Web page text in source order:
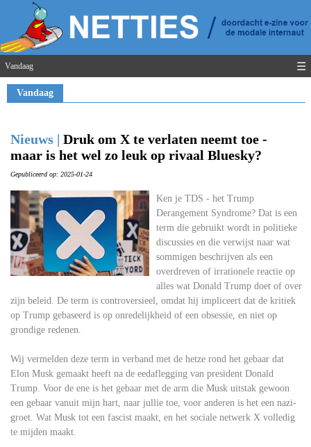
Vandaag ☰
Vandaag
Nieuws | Druk om X te verlaten neemt toe -
maar is het wel zo leuk op rivaal Bluesky?
Gepubliceerd op: 2025-01-24
Ken je TDS - het Trump
Derangement Syndrome? Dat is een
term die gebruikt wordt in politieke
discussies en die verwijst naar wat
sommigen beschrijven als een
overdreven of irrationele reactie op
alles wat Donald Trump doet of over
zijn beleid. De term is controversieel, omdat hij impliceert dat de kritiek
op Trump gebaseerd is op onredelijkheid of een obsessie, en niet op
grondige redenen.
Wij vermelden deze term in verband met de hetze rond het gebaar dat
Elon Musk gemaakt heeft na de eedaflegging van president Donald
Trump. Voor de ene is het gebaar met de arm die Musk uitstak gewoon
een gebaar vanuit mijn hart, naar jullie toe, voor anderen is het een nazi-
groet. Wat Musk tot een fascist maakt, en het sociale netwerk X volledig
te mijden maakt.